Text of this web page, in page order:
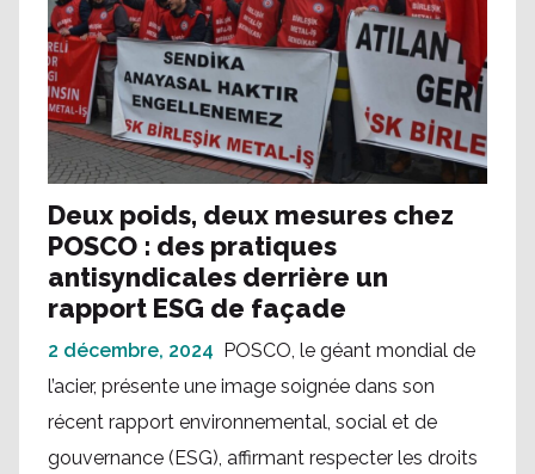
Deux poids, deux mesures chez
POSCO : des pratiques
antisyndicales derrière un
rapport ESG de façade
2 décembre, 2024 POSCO, le géant mondial de
l’acier, présente une image soignée dans son
récent rapport environnemental, social et de
gouvernance (ESG), affirmant respecter les droits